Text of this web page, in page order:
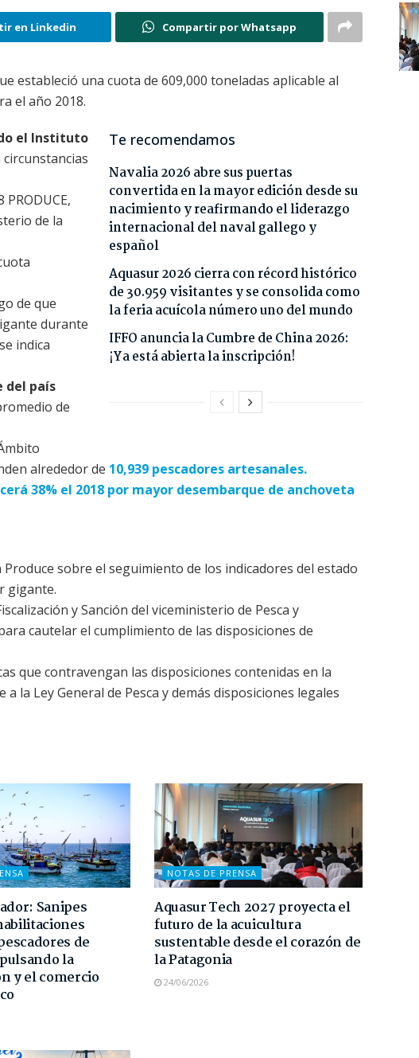
en Linkedin Compartir por Whatsapp
estableció una cuota de 609,000 toneladas aplicable al
el año 2018.
Te recomendamos
Navalia 2026 abre sus puertas
convertida en la mayor edición desde su
nacimiento y reafirmando el liderazgo
internacional del naval gallego y
español
Aquasur 2026 cierra con récord histórico
de 30.959 visitantes y se consolida como
la feria acuícola número uno del mundo
IFFO anuncia la Cumbre de China 2026:
¡Ya está abierta la inscripción!
el Instituto
circunstancias
de la
de que
durante
indica
del país
de
alrededor de 10,939 pescadores artesanales.
38% el 2018 por mayor desembarque de anchoveta
sobre el seguimiento de los indicadores del estado
gigante.
y Sanción del viceministerio de Pesca y
cautelar el cumplimiento de las disposiciones de
que contravengan las disposiciones contenidas en la
la Ley General de Pesca y demás disposiciones legales
Sanipes
de
la
y el comercio
NOTAS DE PRENSA
Aquasur Tech 2027 proyecta el
futuro de la acuicultura
sustentable desde el corazón de
la Patagonia
24/06/2026